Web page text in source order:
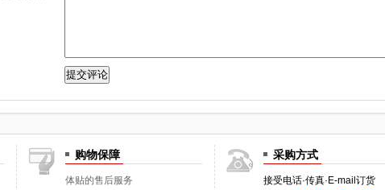
购物保障
体贴的售后服务
采购方式
接受电话·传真·E-mail订货